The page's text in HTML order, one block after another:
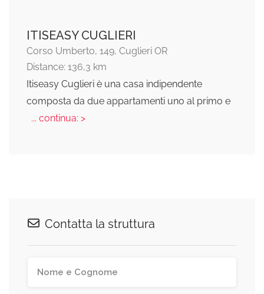
ITISEASY CUGLIERI
Corso Umberto, 149, Cuglieri OR
Distance: 136,3 km
Itiseasy Cuglieri è una casa indipendente
composta da due appartamenti uno al primo e
... continua: >
Contatta la struttura